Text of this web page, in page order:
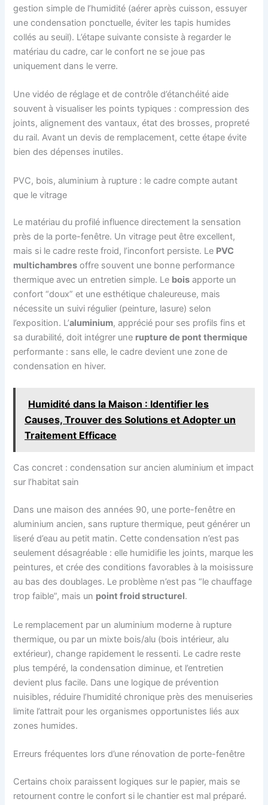
gestion simple de l’humidité (aérer après cuisson, essuyer
une condensation ponctuelle, éviter les tapis humides
collés au seuil). L’étape suivante consiste à regarder le
matériau du cadre, car le confort ne se joue pas
uniquement dans le verre.
Une vidéo de réglage et de contrôle d’étanchéité aide
souvent à visualiser les points typiques : compression des
joints, alignement des vantaux, état des brosses, propreté
du rail. Avant un devis de remplacement, cette étape évite
bien des dépenses inutiles.
PVC, bois, aluminium à rupture : le cadre compte autant
que le vitrage
Le matériau du profilé influence directement la sensation
près de la porte-fenêtre. Un vitrage peut être excellent,
mais si le cadre reste froid, l’inconfort persiste. Le PVC
multichambres offre souvent une bonne performance
thermique avec un entretien simple. Le bois apporte un
confort “doux” et une esthétique chaleureuse, mais
nécessite un suivi régulier (peinture, lasure) selon
l’exposition. L’aluminium, apprécié pour ses profils fins et
sa durabilité, doit intégrer une rupture de pont thermique
performante : sans elle, le cadre devient une zone de
condensation en hiver.
Humidité dans la Maison : Identifier les
Causes, Trouver des Solutions et Adopter un
Traitement Efficace
Cas concret : condensation sur ancien aluminium et impact
sur l’habitat sain
Dans une maison des années 90, une porte-fenêtre en
aluminium ancien, sans rupture thermique, peut générer un
liseré d’eau au petit matin. Cette condensation n’est pas
seulement désagréable : elle humidifie les joints, marque les
peintures, et crée des conditions favorables à la moisissure
au bas des doublages. Le problème n’est pas “le chauffage
trop faible”, mais un point froid structurel.
Le remplacement par un aluminium moderne à rupture
thermique, ou par un mixte bois/alu (bois intérieur, alu
extérieur), change rapidement le ressenti. Le cadre reste
plus tempéré, la condensation diminue, et l’entretien
devient plus facile. Dans une logique de prévention
nuisibles, réduire l’humidité chronique près des menuiseries
limite l’attrait pour les organismes opportunistes liés aux
zones humides.
Erreurs fréquentes lors d’une rénovation de porte-fenêtre
Certains choix paraissent logiques sur le papier, mais se
retournent contre le confort si le chantier est mal préparé.